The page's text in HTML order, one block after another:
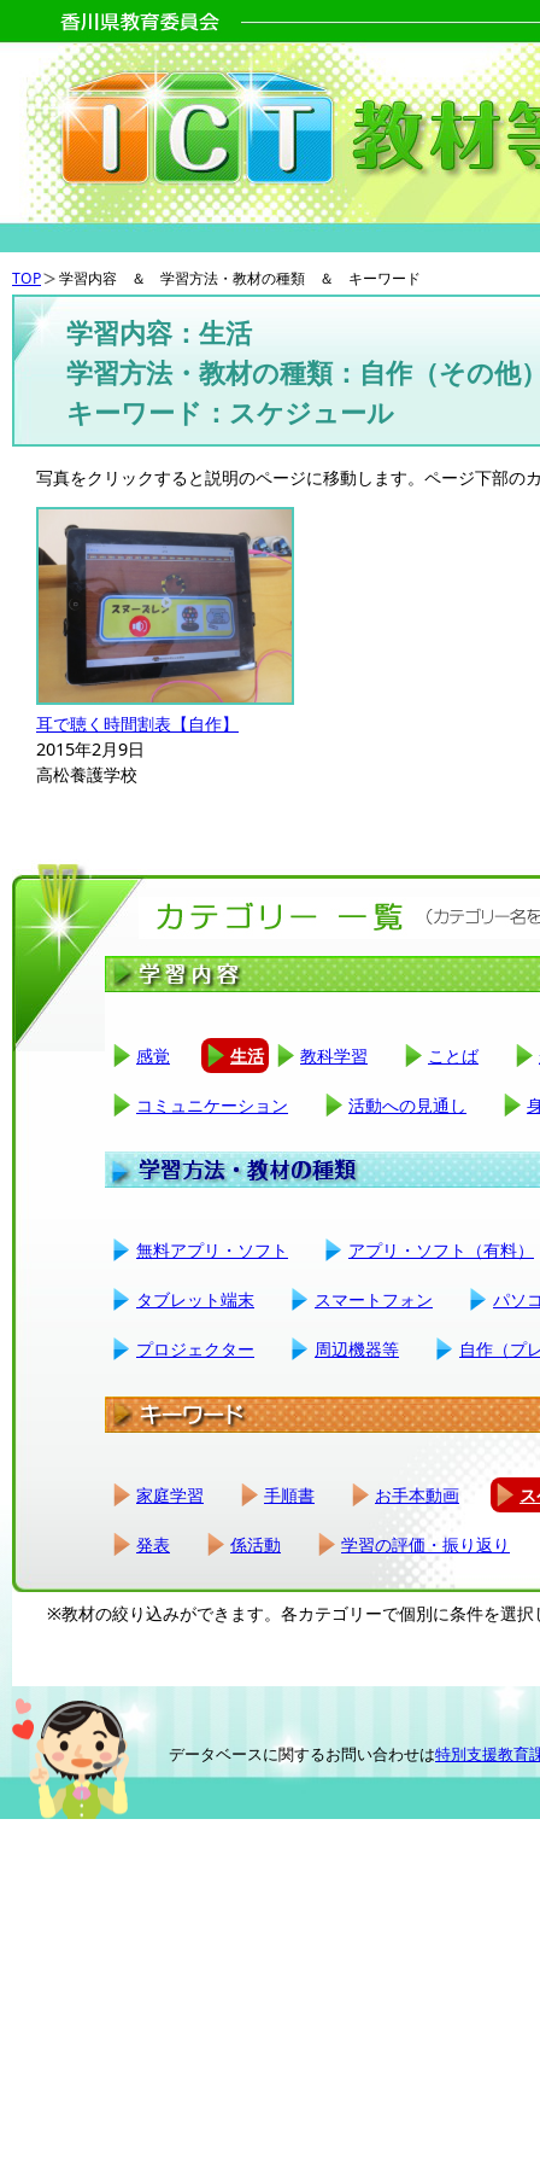
TOP 学習内容 ＆ 学習方法・教材の種類 ＆ キーワード
学習内容：生活
学習方法・教材の種類：自作（その他
キーワード：スケジュール
写真をクリックすると説明のページに移動します。ページ下部
耳で聴く時間割表【自作】
2015年2月9日
高松養護学校
感覚 生活 教科学習 ことば
コミュニケーション 活動への見通し
無料アプリ・ソフト アプリ・ソフト（有料）
タブレット端末 スマートフォン パソ
プロジェクター 周辺機器等 自作（プ
家庭学習 手順書 お手本動画
発表 係活動 学習の評価・振り返り
※教材の絞り込みができます。各カテゴリーで個別に条件を選択
データベースに関するお問い合わせは特別支援教育